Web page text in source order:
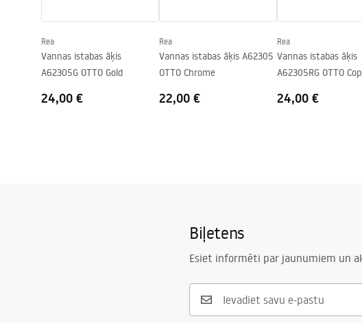
Rea
Vannas istabas āķis
A62305G OTTO Gold
24,00 €
Rea
Vannas istabas āķis A62305
OTTO Chrome
22,00 €
Rea
Vannas istabas āķis
A62305RG OTTO
24,00 €
Biļetens
Esiet informēti par jaunumiem un